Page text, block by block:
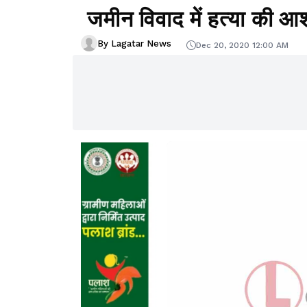
जमीन विवाद में हत्या की
By Lagatar News Dec 20, 2020 12:00 AM